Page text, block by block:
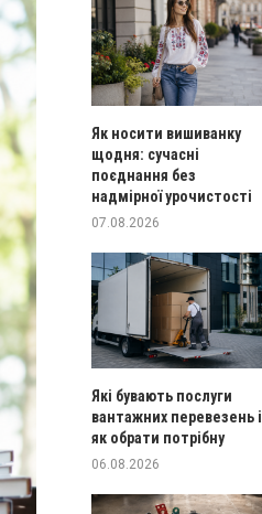
Як носити вишиванку
щодня: сучасні
поєднання без
надмірної урочистості
07.08.2026
Які бувають послуги
вантажних перевезень і
як обрати потрібну
06.08.2026